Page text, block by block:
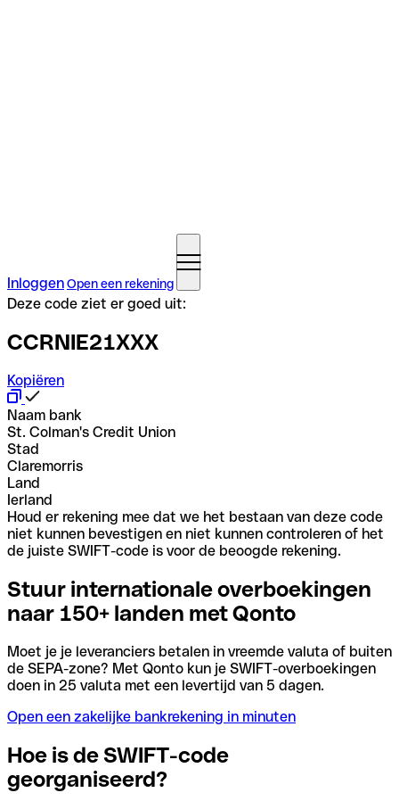
InloggenOpen een rekening
Deze code ziet er goed uit:
CCRNIE21XXX
Kopiëren
Naam bank
St. Colman's Credit Union
Stad
Claremorris
Land
Ierland
Houd er rekening mee dat we het bestaan van deze code
niet kunnen bevestigen en niet kunnen controleren of het
de juiste SWIFT-code is voor de beoogde rekening.
Stuur internationale overboekingen
naar 150+ landen met Qonto
Moet je je leveranciers betalen in vreemde valuta of buiten
de SEPA-zone? Met Qonto kun je SWIFT-overboekingen
doen in 25 valuta met een levertijd van 5 dagen.
Open een zakelijke bankrekening in minuten
Hoe is de SWIFT-code
georganiseerd?